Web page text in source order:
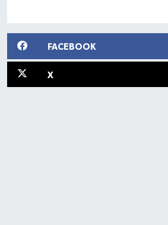
FACEBOOK
X